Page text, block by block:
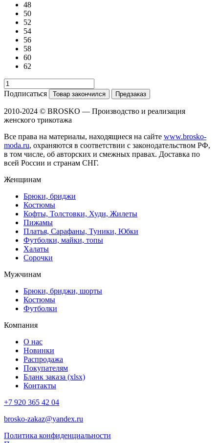
48
50
52
54
56
58
60
62
Подписаться Товар закончился Предзаказ
2010-2024 © BROSKO — Производство и реализация
женского трикотажа
Все права на материалы, находящиеся на сайте www.brosko-
moda.ru, охраняются в соответствии с законодательством РФ,
в том числе, об авторских и смежных правах. Доставка по
всей России и странам СНГ.
Женщинам
Брюки, бриджи
Костюмы
Кофты, Толстовки, Худи, Жилеты
Пижамы
Платья, Сарафаны, Туники, Юбки
Футболки, майки, топы
Халаты
Сорочки
Мужчинам
Брюки, бриджи, шорты
Костюмы
Футболки
Компания
О нас
Новинки
Распродажа
Покупателям
Бланк заказа (xlsx)
Контакты
+7 920 365 42 04
brosko-zakaz@yandex.ru
Политика конфиденциальности